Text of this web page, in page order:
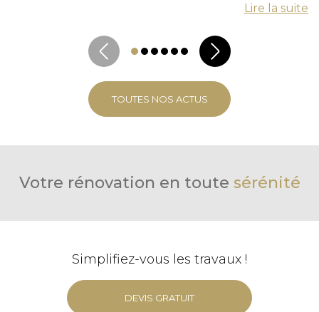
Lire la suite
TOUTES NOS ACTUS
Votre rénovation en toute sérénité
Simplifiez-vous les travaux !
DEVIS GRATUIT